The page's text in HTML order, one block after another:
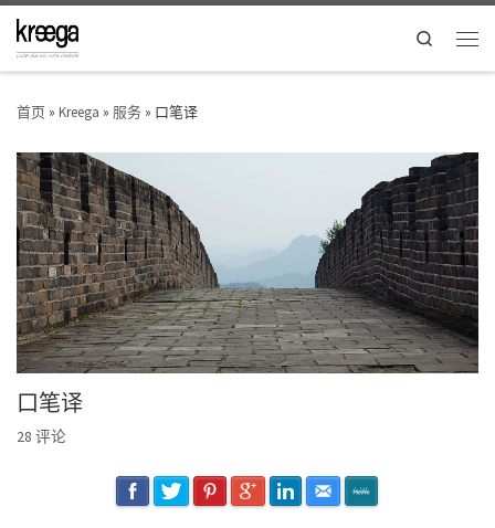
Search
首页 » Kreega » 服务 » 口笔译
口笔译
28 评论